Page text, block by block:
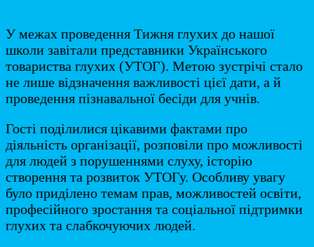
У межах проведення Тижня глухих до нашої
школи завітали представники Українського
товариства глухих (УТОГ). Метою зустрічі стало
не лише відзначення важливості цієї дати, а й
проведення пізнавальної бесіди для учнів.
Гості поділилися цікавими фактами про
діяльність організації, розповіли про можливості
для людей з порушеннями слуху, історію
створення та розвиток УТОГу. Особливу увагу
було приділено темам прав, можливостей освіти,
професійного зростання та соціальної підтримки
глухих та слабкочуючих людей.